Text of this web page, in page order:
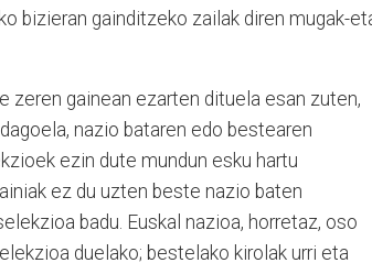
bizieran gainditzeko zailak diren mugak-
zeren gainean ezarten dituela esan zuten,
nazio bataren edo bestearen
ezin dute mundun esku hartu
ez du uzten beste nazio baten
badu. Euskal nazioa, horretaz, oso
duelako; bestelako kirolak urri eta